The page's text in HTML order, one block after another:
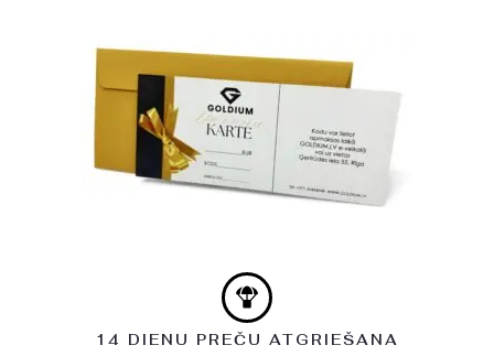
14 DIENU PREČU ATGRIEŠANA